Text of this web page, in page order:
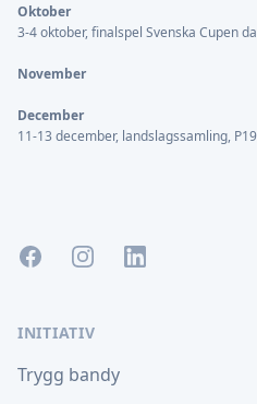
Oktober
3-4 oktober, finalspel Svenska Cupen
November
December
11-13 december, landslagssamling,
FacebookInstagramLinkedIn
INITIATIV
Trygg bandy